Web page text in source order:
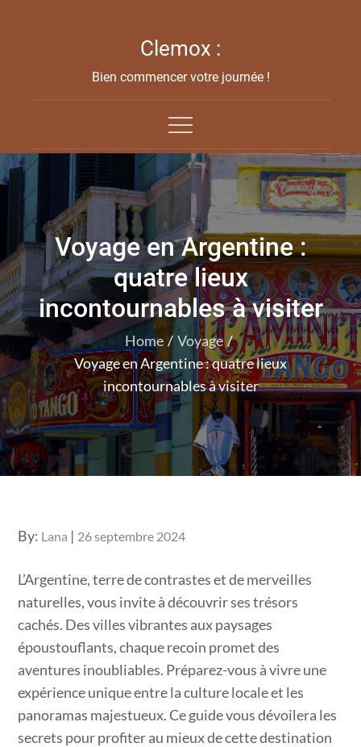
Clemox :
Bien commencer votre journée !
Voyage en Argentine :
quatre lieux
incontournables à visiter
Home
Voyage
Voyage en Argentine : quatre lieux
incontournables à visiter
By: Lana
Posted
26 septembre 2024
L’Argentine, terre de contrastes et de merveilles
naturelles, vous invite à découvrir ses trésors
cachés. Des villes vibrantes aux paysages
époustouflants, chaque recoin promet des
aventures inoubliables. Préparez-vous à vivre une
expérience unique entre la culture locale et les
panoramas majestueux. Ce guide vous dévoilera les
secrets pour profiter au mieux de cette destination